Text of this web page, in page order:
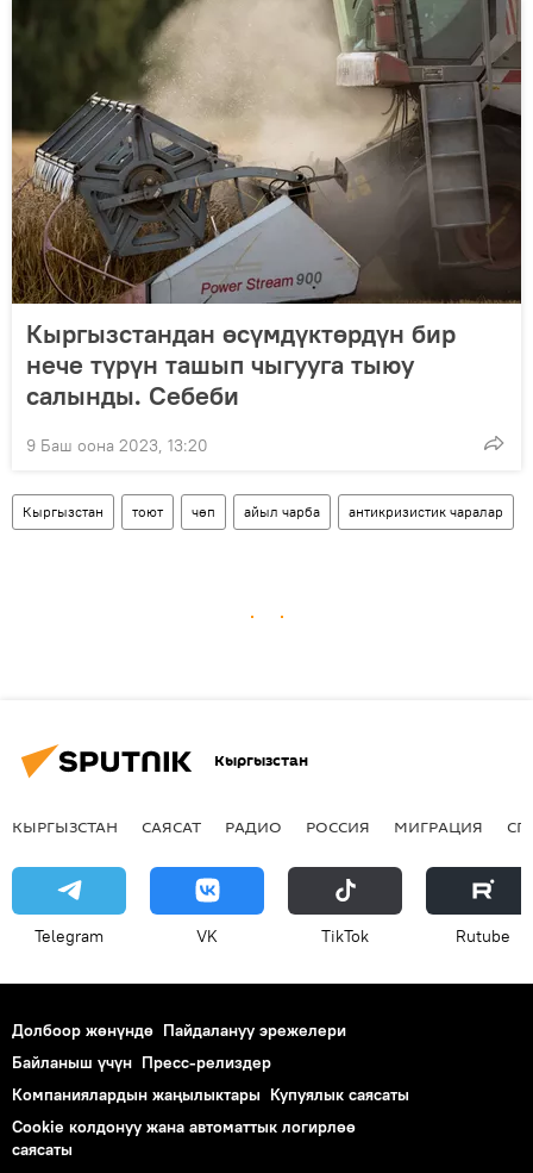
Кыргызстандан өсүмдүктөрдүн бир
нече түрүн ташып чыгууга тыюу
салынды. Себеби
9 Баш оона 2023, 13:20
Кыргызстан тоют чөп айыл чарба антикризистик чаралар
Кыргызстан
КЫРГЫЗСТАН САЯСАТ РАДИО РОССИЯ МИГРАЦИЯ
Telegram VK ТikТоk Rutube
Долбоор жөнүндө Пайдалануу эрежелери
Байланыш үчүн Пресс-релиздер
Компаниялардын жаңылыктары Купуялык саясаты
Cookie колдонуу жана автоматтык логирлөө
саясаты